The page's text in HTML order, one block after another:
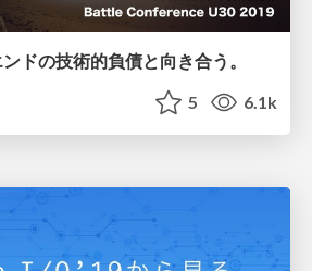
ドの技術的負債と向き合う。
5 6.1k